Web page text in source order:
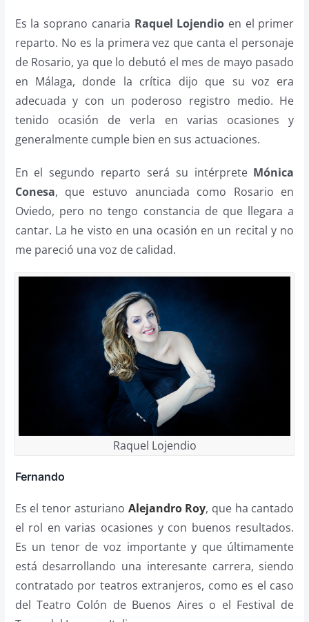
Es la soprano canaria Raquel Lojendio en el primer
reparto. No es la primera vez que canta el personaje
de Rosario, ya que lo debutó el mes de mayo pasado
en Málaga, donde la crítica dijo que su voz era
adecuada y con un poderoso registro medio. He
tenido ocasión de verla en varias ocasiones y
generalmente cumple bien en sus actuaciones.
En el segundo reparto será su intérprete Mónica
Conesa, que estuvo anunciada como Rosario en
Oviedo, pero no tengo constancia de que llegara a
cantar. La he visto en una ocasión en un recital y no
me pareció una voz de calidad.
Raquel Lojendio
Fernando
Es el tenor asturiano Alejandro Roy, que ha cantado
el rol en varias ocasiones y con buenos resultados.
Es un tenor de voz importante y que últimamente
está desarrollando una interesante carrera, siendo
contratado por teatros extranjeros, como es el caso
del Teatro Colón de Buenos Aires o el Festival de